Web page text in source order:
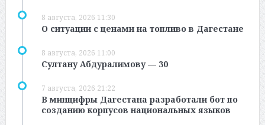
8 августа, 2026 11:30
О ситуации с ценами на топливо в Дагестане
8 августа, 2026 11:00
Султану Абдуралимову — 30
7 августа, 2026 21:22
В минцифры Дагестана разработали бот по
созданию корпусов национальных языков